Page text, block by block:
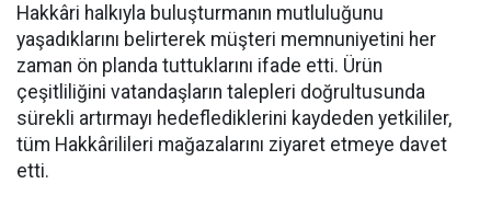
Hakkâri halkıyla buluşturmanın mutluluğunu
yaşadıklarını belirterek müşteri memnuniyetini her
zaman ön planda tuttuklarını ifade etti. Ürün
çeşitliliğini vatandaşların talepleri doğrultusunda
sürekli artırmayı hedeflediklerini kaydeden yetkililer,
tüm Hakkârilileri mağazalarını ziyaret etmeye davet
etti.